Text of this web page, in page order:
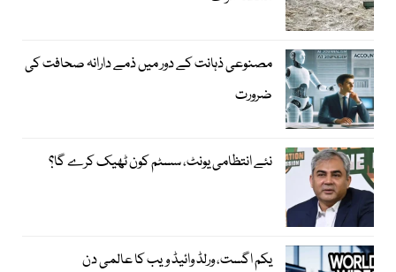
مصنوعی ذہانت کے دور میں ذمے دارانہ صحافت کی
ضرورت
نئے انتظامی یونٹ، سسٹم کون ٹھیک کرے گا؟
یکم اگست، ورلڈ وائیڈ ویب کا عالمی دن